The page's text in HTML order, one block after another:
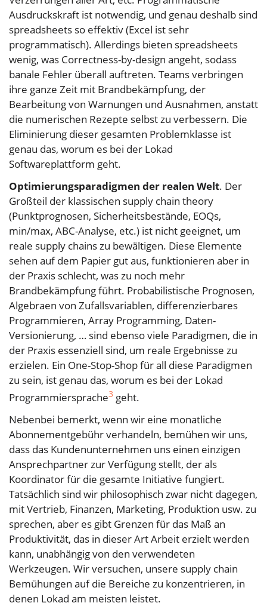
Ausdruckskraft ist notwendig, und genau deshalb sind
spreadsheets so effektiv (Excel ist sehr
programmatisch). Allerdings bieten spreadsheets
wenig, was Correctness-by-design angeht, sodass
banale Fehler überall auftreten. Teams verbringen
ihre ganze Zeit mit Brandbekämpfung, der
Bearbeitung von Warnungen und Ausnahmen, anstatt
die numerischen Rezepte selbst zu verbessern. Die
Eliminierung dieser gesamten Problemklasse ist
genau das, worum es bei der Lokad
Softwareplattform geht.
Optimierungsparadigmen der realen Welt. Der
Großteil der klassischen supply chain theory
(Punktprognosen, Sicherheitsbestände, EOQs,
min/max, ABC-Analyse, etc.) ist nicht geeignet, um
reale supply chains zu bewältigen. Diese Elemente
sehen auf dem Papier gut aus, funktionieren aber in
der Praxis schlecht, was zu noch mehr
Brandbekämpfung führt. Probabilistische Prognosen,
Algebraen von Zufallsvariablen, differenzierbares
Programmieren, Array Programming, Daten-
Versionierung, … sind ebenso viele Paradigmen, die in
der Praxis essenziell sind, um reale Ergebnisse zu
erzielen. Ein One-Stop-Shop für all diese Paradigmen
zu sein, ist genau das, worum es bei der Lokad
Programmiersprache3 geht.
Nebenbei bemerkt, wenn wir eine monatliche
Abonnementgebühr verhandeln, bemühen wir uns,
dass das Kundenunternehmen uns einen einzigen
Ansprechpartner zur Verfügung stellt, der als
Koordinator für die gesamte Initiative fungiert.
Tatsächlich sind wir philosophisch zwar nicht dagegen,
mit Vertrieb, Finanzen, Marketing, Produktion usw. zu
sprechen, aber es gibt Grenzen für das Maß an
Produktivität, das in dieser Art Arbeit erzielt werden
kann, unabhängig von den verwendeten
Werkzeugen. Wir versuchen, unsere supply chain
Bemühungen auf die Bereiche zu konzentrieren, in
denen Lokad am meisten leistet.